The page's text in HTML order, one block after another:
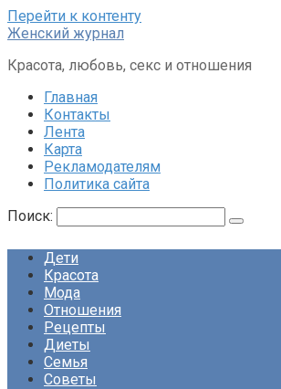
Перейти к контенту
Женский журнал
Красота, любовь, секс и отношения
Главная
Контакты
Лента
Карта
Рекламодателям
Политика сайта
Поиск:
Дети
Красота
Мода
Отношения
Рецепты
Диеты
Семья
Советы